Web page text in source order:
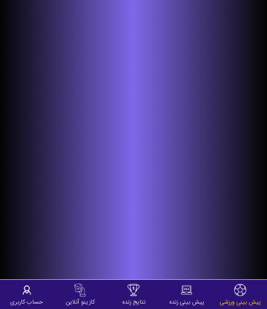
پیش بینی ورزشی پیش بینی زنده نتایج زنده کازینو آنلاین حساب کاربری